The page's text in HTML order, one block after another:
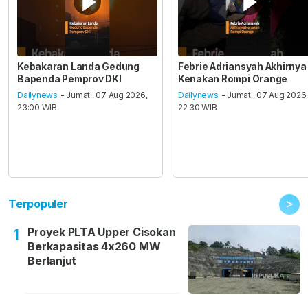
Kebakaran Landa Gedung
Bapenda Pemprov DKI
Dailynews - Jumat , 07 Aug 2026,
23:00 WIB
Febrie Adriansyah Akhirnya
Kenakan Rompi Orange
Dailynews - Jumat , 07 Aug 2026,
22:30 WIB
Terpopuler >
1
Proyek PLTA Upper Cisokan
Berkapasitas 4x260 MW
Berlanjut